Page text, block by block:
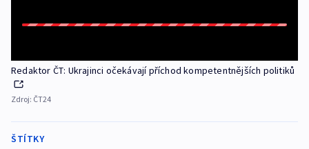
Redaktor ČT: Ukrajinci očekávají příchod kompetentnějších politiků
Zdroj: ČT24
ŠTÍTKY